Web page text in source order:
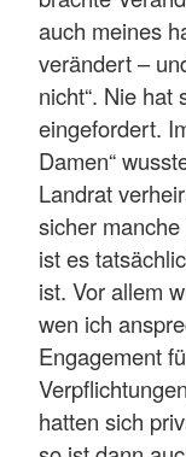
auch meines
verändert –
nicht“. Nie hat
eingefordert.
Damen“
Landrat
sicher
ist es
ist. Vor allem
wen ich
Engagement
hatten sich